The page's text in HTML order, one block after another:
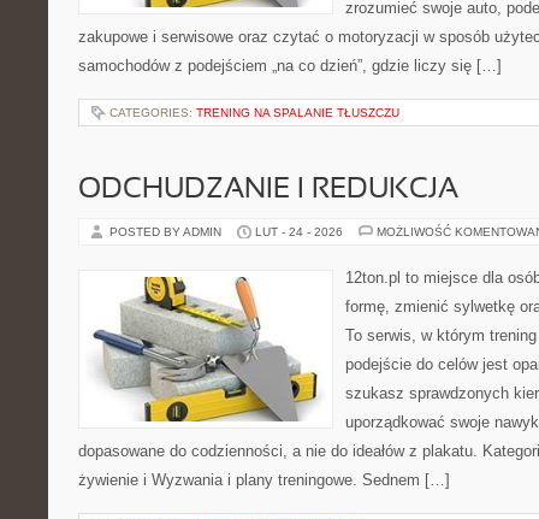
zrozumieć swoje auto,
zakupowe i serwisowe oraz czytać o motoryzacji w sposób
samochodów z podejściem „na co dzień”, gdzie liczy się […]
CATEGORIES: TRENING NA SPALANIE TŁUSZCZU
ODCHUDZANIE I REDUKCJA
POSTED BY ADMIN LUT - 24 - 2026 MOŻLIWOŚĆ
12ton.pl to miejsce dla
formę, zmienić sylwetkę
To serwis, w którym
podejście do celów jest
szukasz sprawdzonych
uporządkować swoje
dopasowane do codzienności, a nie do ideałów z plakatu.
żywienie i Wyzwania i plany treningowe. Sednem […]